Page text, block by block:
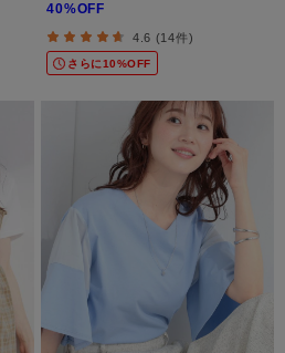
40%OFF
4.6 (14件)
さらに10%OFF